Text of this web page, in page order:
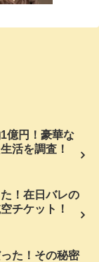
億円！豪華な
活を調査！
！在日バレの
チケット！
た！その秘密